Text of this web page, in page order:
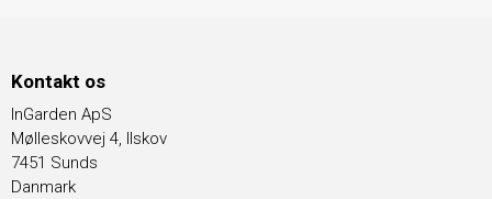
Kontakt os
InGarden ApS
Mølleskovvej 4, Ilskov
7451 Sunds
Danmark